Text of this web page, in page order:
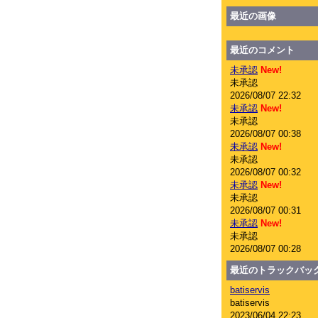
最近の画像
最近のコメント
未承認 New!
未承認
2026/08/07 22:32
未承認 New!
未承認
2026/08/07 00:38
未承認 New!
未承認
2026/08/07 00:32
未承認 New!
未承認
2026/08/07 00:31
未承認 New!
未承認
2026/08/07 00:28
最近のトラックバッ
batiservis
batiservis
2023/06/04 22:23